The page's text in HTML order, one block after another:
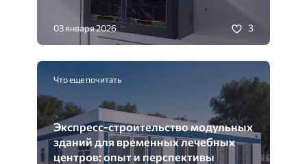
03 января 2026 3
Что еще почитать
Экспресс-строительство модульных
зданий для временных лечебных
центров: опыт и перспективы